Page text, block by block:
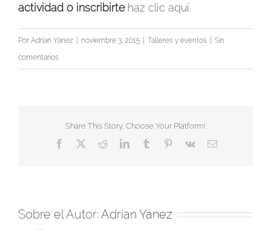
actividad o inscribirtehaz clic aquí.
Por Adrian Yánez noviembre 3, 2015 Talleres y eventos
Sin
comentarios
Share This Story, Choose Your Platform!
Facebook RedditLinkedInTumblr Pinterest
Vk
Correo
Sobre el Autor: Adrian Yánez